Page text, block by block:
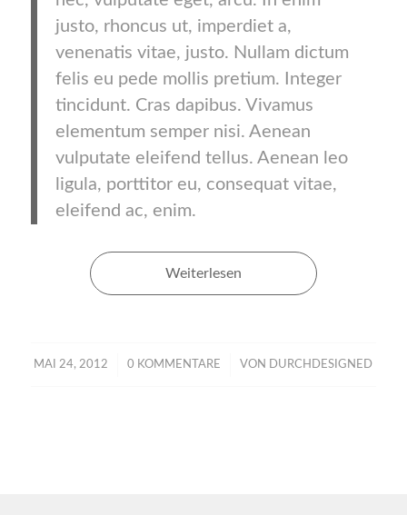
justo, rhoncus ut, imperdiet a,
venenatis vitae, justo. Nullam dictum
felis eu pede mollis pretium. Integer
tincidunt. Cras dapibus. Vivamus
elementum semper nisi. Aenean
vulputate eleifend tellus. Aenean leo
ligula, porttitor eu, consequat vitae,
eleifend ac, enim.
Weiterlesen
MAI 24, 2012
/ 0 KOMMENTARE
/ VON DURCHDESIGNED